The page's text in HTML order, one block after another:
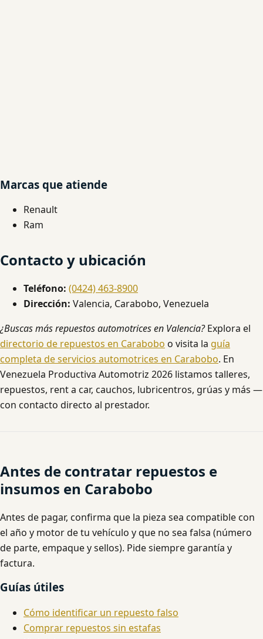
Marcas que atiende
Renault
Ram
Contacto y ubicación
Teléfono: (0424) 463-8900
Dirección: Valencia, Carabobo, Venezuela
¿Buscas más repuestos automotrices en Valencia?Explora el
directorio de repuestos en Carabobo o visita la guía
completa de servicios automotrices en Carabobo. En
Venezuela Productiva Automotriz 2026 listamos talleres,
repuestos, rent a car, cauchos, lubricentros, grúas y más —
con contacto directo al prestador.
Antes de contratar repuestos e
insumos en Carabobo
Antes de pagar, confirma que la pieza sea compatible con
el año y motor de tu vehículo y que no sea falsa (número
de parte, empaque y sellos). Pide siempre garantía y
factura.
Guías útiles
Cómo identificar un repuesto falso
Comprar repuestos sin estafas